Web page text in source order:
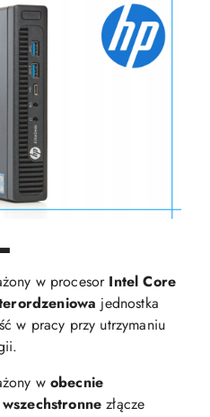
w procesor Intel Core
jednostka
w pracy przy utrzymaniu
w obecnie
złącze